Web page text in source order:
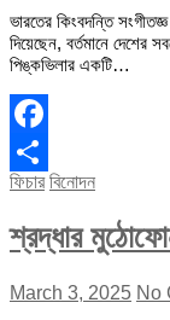
ভারতের কিংবদন্তি
দিয়েছেন, বর্তমানে দেশের
পিঙ্কভিলার একটি…
Facebook
Share
ফিচার বিনোদন
শ্রদ্ধার
March 3, 2025 No